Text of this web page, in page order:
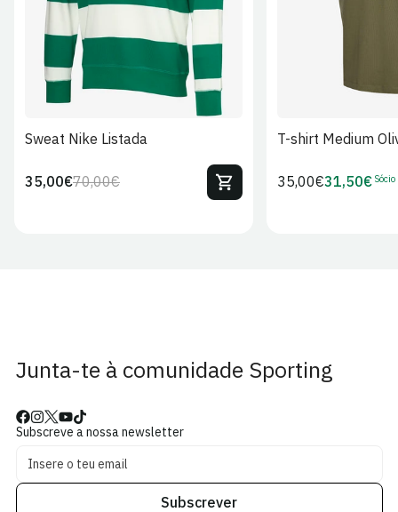
Sweat Nike Listada
Preço
70,00€Preço
35,00€
T-shirt Medium
Preço
35,00€Preço
31,50€ Sócio
Junta-te à comunidade Sporting
Subscreve a nossa newsletter
Subscrever